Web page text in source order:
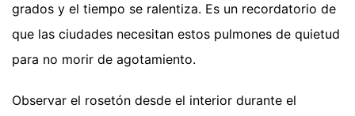
grados y el tiempo se ralentiza. Es un recordatorio de
que las ciudades necesitan estos pulmones de quietud
para no morir de agotamiento.
Observar el rosetón desde el interior durante el